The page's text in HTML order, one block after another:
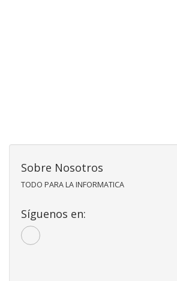
Sobre Nosotros
TODO PARA LA INFORMATICA
Síguenos en: